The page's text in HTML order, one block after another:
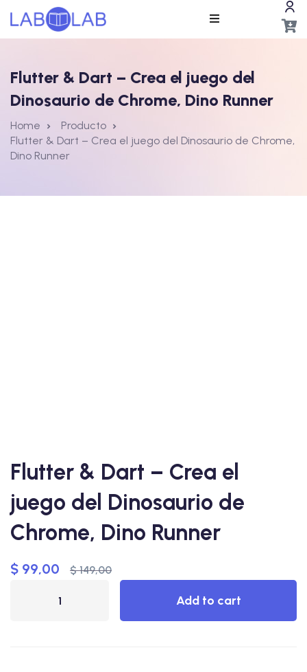
Flutter & Dart – Crea el juego del
Dinosaurio de Chrome, Dino Runner
Home
Producto
Flutter & Dart – Crea el juego del Dinosaurio de Chrome,
Dino Runner
Flutter & Dart – Crea el
juego del Dinosaurio de
Chrome, Dino Runner
$149,00
$ 99,00
Add to cart